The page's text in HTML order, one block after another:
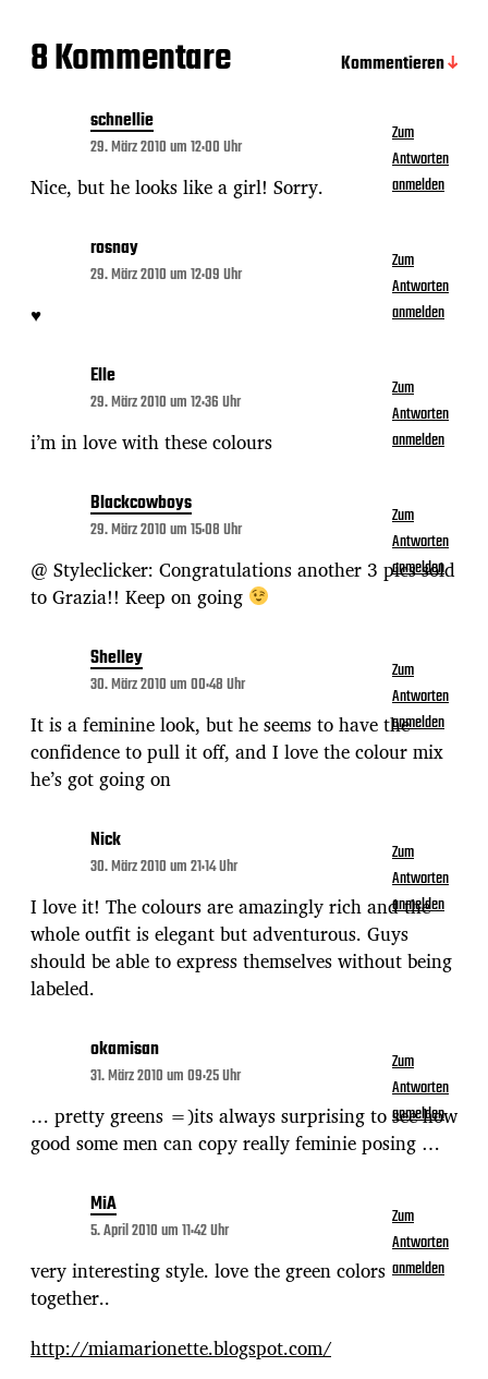
8 Kommentare
Kommentieren
schnellie
29. März 2010 um 12:00 Uhr
Nice, but he looks like a girl! Sorry.
Zum
Antworten
anmelden
rosnay
29. März 2010 um 12:09 Uhr
♥
Zum
Antworten
anmelden
Elle
29. März 2010 um 12:36 Uhr
i’m in love with these colours
Zum
Antworten
anmelden
Blackcowboys
29. März 2010 um 15:08 Uhr
@ Styleclicker: Congratulations another 3 pics sold
to Grazia!! Keep on going
Zum
Antworten
anmelden
Shelley
30. März 2010 um 00:48 Uhr
It is a feminine look, but he seems to have the
confidence to pull it off, and I love the colour mix
he’s got going on
Zum
Antworten
anmelden
Nick
30. März 2010 um 21:14 Uhr
I love it! The colours are amazingly rich and the
whole outfit is elegant but adventurous. Guys
should be able to express themselves without being
labeled.
Zum
Antworten
anmelden
okamisan
31. März 2010 um 09:25 Uhr
… pretty greens =)its always surprising to see how
good some men can copy really feminie posing …
Zum
Antworten
anmelden
MiA
5. April 2010 um 11:42 Uhr
very interesting style. love the green colors
together..
http://miamarionette.blogspot.com/
Zum
Antworten
anmelden